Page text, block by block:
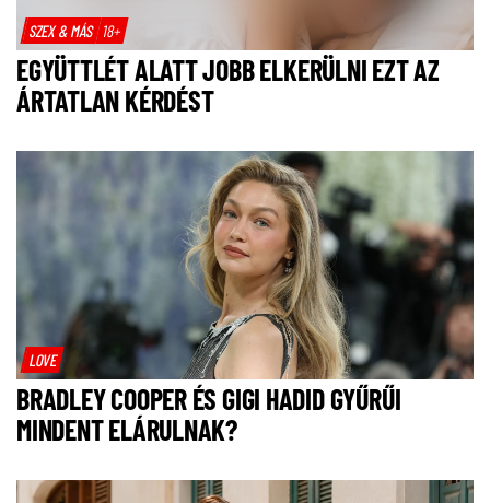
SZEX & MÁS 18+
EGYÜTTLÉT ALATT JOBB ELKERÜLNI EZT AZ
ÁRTATLAN KÉRDÉST
LOVE
BRADLEY COOPER ÉS GIGI HADID GYŰRŰI
MINDENT ELÁRULNAK?